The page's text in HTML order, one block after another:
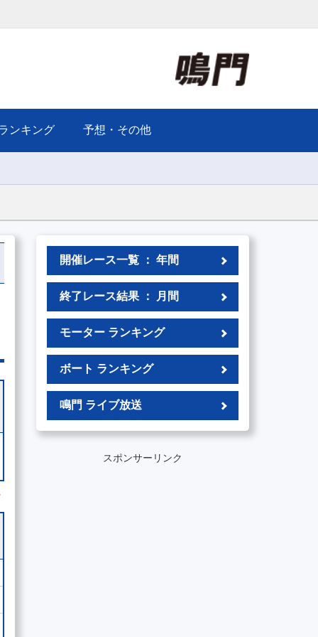
ンキング 予想・その他
開催レース一覧 ： 年間
終了レース結果 ： 月間
モーター ランキング
ボート ランキング
鳴門 ライブ放送
スポンサーリンク